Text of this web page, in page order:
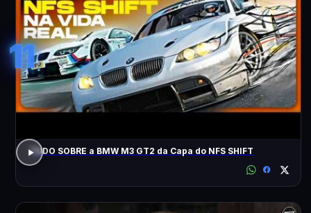
11
TUDO SOBRE a BMW M3 GT2 da Capa do NFS SHIFT